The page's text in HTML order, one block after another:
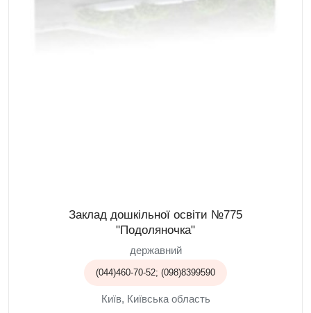
Заклад дошкільної освіти №775
"Подоляночка"
державний
(044)460-70-52; (098)8399590
Київ, Київська область